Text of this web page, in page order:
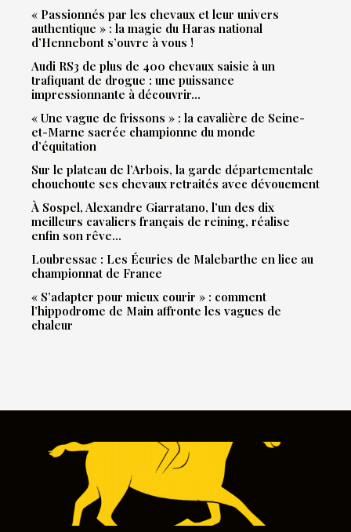
« Passionnés par les chevaux et leur univers
authentique » : la magie du Haras national
d’Hennebont s’ouvre à vous !
Audi RS3 de plus de 400 chevaux saisie à un
trafiquant de drogue : une puissance
impressionnante à découvrir…
« Une vague de frissons » : la cavalière de Seine-
et-Marne sacrée championne du monde
d’équitation
Sur le plateau de l’Arbois, la garde départementale
chouchoute ses chevaux retraités avec dévouement
À Sospel, Alexandre Giarratano, l’un des dix
meilleurs cavaliers français de reining, réalise
enfin son rêve…
Loubressac : Les Écuries de Malebarthe en lice au
championnat de France
« S’adapter pour mieux courir » : comment
l’hippodrome de Main affronte les vagues de
chaleur